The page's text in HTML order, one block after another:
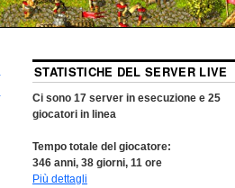
STATISTICHE DEL SERVER LIVE
Ci sono 17server in esecuzione e 25
giocatori in linea
Tempo totale del giocatore:
346anni, 38giorni, 11ore
Più dettagli